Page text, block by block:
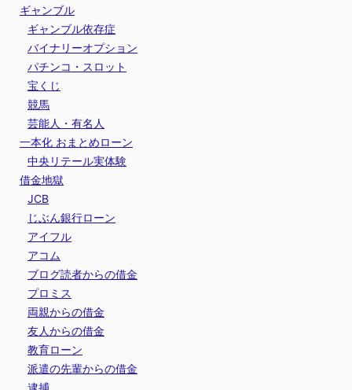
ギャンブル
ギャンブル依存症
バイナリーオプション
パチンコ・スロット
宝くじ
競馬
芸能人・有名人
一本化 おまとめローン
中央リテール実体験
借金地獄
JCB
じぶん銀行ローン
アイフル
アコム
ブログ読者からの借金
プロミス
両親からの借金
友人からの借金
教育ローン
派遣の先輩からの借金
逮捕